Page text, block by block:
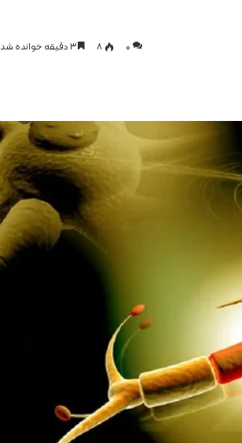
0 ۸